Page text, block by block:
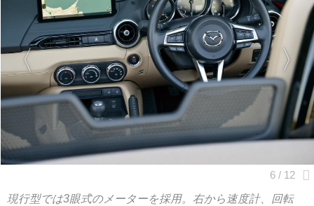
現行型では3眼式のメーターを採用。右から速度計、回転